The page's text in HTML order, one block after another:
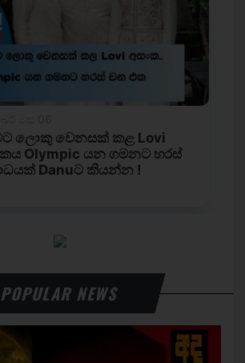
POPULAR NEWS